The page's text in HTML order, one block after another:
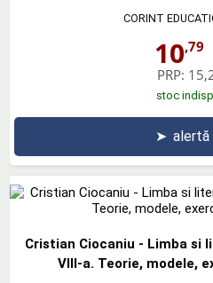
CORINT
10,79
PRP:
stoc
➤
Cristian Ciocaniu - Limba si
VIII-a. Teorie, modele,